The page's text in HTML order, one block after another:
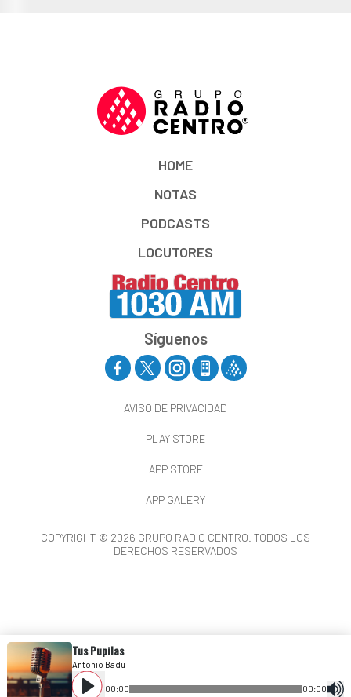
HOME
NOTAS
PODCASTS
LOCUTORES
Síguenos
AVISO DE PRIVACIDAD
PLAY STORE
APP STORE
APP GALERY
COPYRIGHT © 2026 GRUPO RADIO CENTRO. TODOS LOS
DERECHOS RESERVADOS
Tus Pupilas
Antonio Badu
00:00 00:00